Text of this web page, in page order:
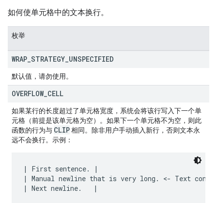
如何使单元格中的文本换行。
枚举
WRAP STRATEGY UNSPECIFIED
默认值，请勿使用。
OVERFLOW_ CELL
如果某行的长度超过了单元格宽度，系统会将该行写入下一个单
元格（前提是该单元格为空）。如果下一个单元格不为空，则此
函数的行为与 CLIP相同。除非用户手动插入新行，否则文本永
远不会换行。示例：
| First sentence. |
| Manual newline that is very long. <- Text